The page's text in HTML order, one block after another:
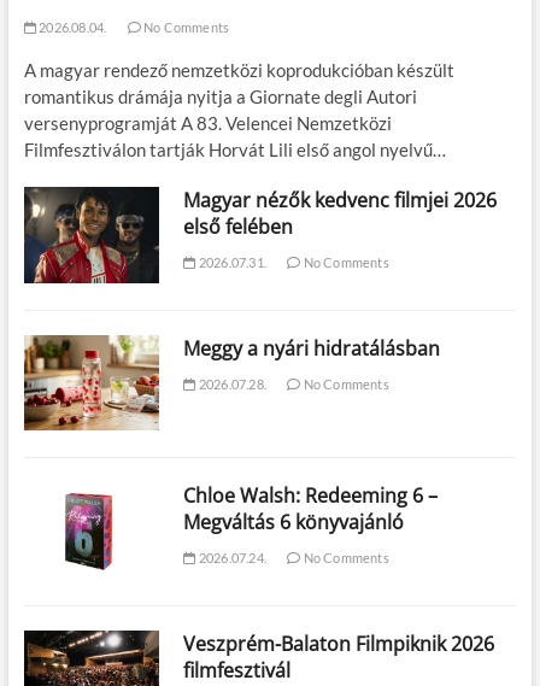
2026.08.04. No Comments
A magyar rendező nemzetközi koprodukcióban készült
romantikus drámája nyitja a Giornate degli Autori
versenyprogramját A 83. Velencei Nemzetközi
Filmfesztiválon tartják Horvát Lili első angol nyelvű…
Magyar nézők kedvenc filmjei 2026
első felében
2026.07.31. No Comments
Meggy a nyári hidratálásban
2026.07.28. No Comments
Chloe Walsh: Redeeming 6 –
Megváltás 6 könyvajánló
2026.07.24. No Comments
Veszprém-Balaton Filmpiknik 2026
filmfesztivál